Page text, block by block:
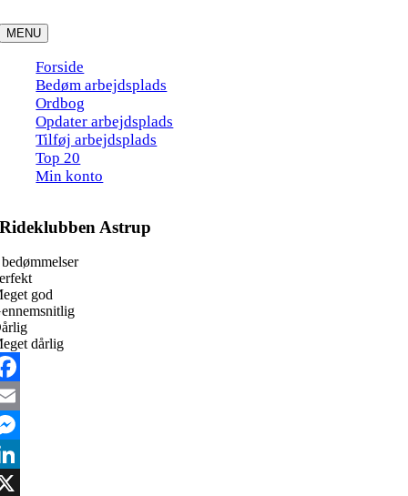
to
content
MENU
Forside
Bedøm arbejdsplads
Ordbog
Opdater arbejdsplads
Tilføj arbejdsplads
Top 20
Min konto
Rideklubben Astrup
god
dårlig